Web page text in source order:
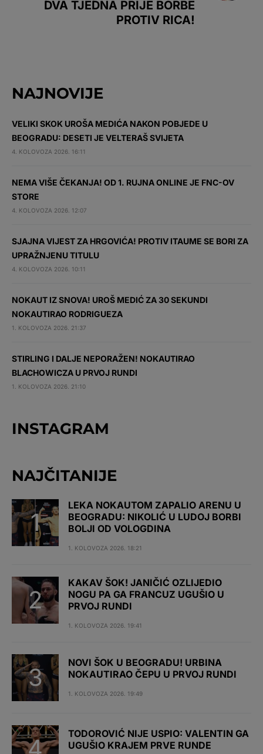
DVA TJEDNA PRIJE BORBE
PROTIV RICA!
NAJNOVIJE
VELIKI SKOK UROŠA MEDIĆA NAKON POBJEDE U
BEOGRADU: DESETI JE VELTERAŠ SVIJETA
4. KOLOVOZA 2026. 16:11
NEMA VIŠE ČEKANJA! OD 1. RUJNA ONLINE JE FNC-OV
STORE
4. KOLOVOZA 2026. 12:07
SJAJNA VIJEST ZA HRGOVIĆA! PROTIV ITAUME SE BORI ZA
UPRAŽNJENU TITULU
4. KOLOVOZA 2026. 10:11
NOKAUT IZ SNOVA! UROŠ MEDIĆ ZA 30 SEKUNDI
NOKAUTIRAO RODRIGUEZA
1. KOLOVOZA 2026. 21:37
STIRLING I DALJE NEPORAŽEN! NOKAUTIRAO
BLACHOWICZA U PRVOJ RUNDI
1. KOLOVOZA 2026. 21:10
INSTAGRAM
NAJČITANIJE
LEKA NOKAUTOM ZAPALIO ARENU U
BEOGRADU: NIKOLIĆ U LUDOJ BORBI
BOLJI OD VOLOGDINA
1. KOLOVOZA 2026. 18:21
KAKAV ŠOK! JANIČIĆ OZLIJEDIO
NOGU PA GA FRANCUZ UGUŠIO U
PRVOJ RUNDI
1. KOLOVOZA 2026. 19:41
NOVI ŠOK U BEOGRADU! URBINA
NOKAUTIRAO ČEPU U PRVOJ RUNDI
1. KOLOVOZA 2026. 19:49
TODOROVIĆ NIJE USPIO: VALENTIN GA
UGUŠIO KRAJEM PRVE RUNDE